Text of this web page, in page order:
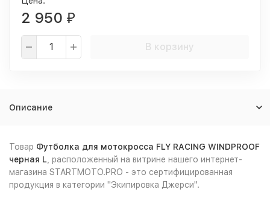
2 950 ₽
В корзину
Описание
Товар Футболка для мотокросса FLY RACING WINDPROOF
черная L , расположенный на витрине нашего интернет-
магазина STARTMOTO.PRO - это сертифицированная
продукция в категории "Экипировка Джерси".